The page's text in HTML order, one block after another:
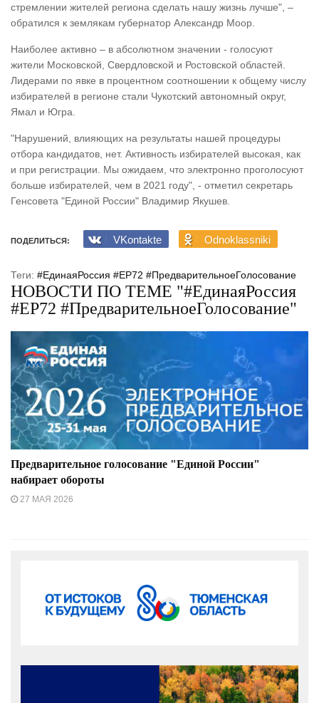
стремлении жителей региона сделать нашу жизнь лучше", –
обратился к землякам губернатор Александр Моор.
Наиболее активно – в абсолютном значении - голосуют
жители Московской, Свердловской и Ростовской областей.
Лидерами по явке в процентном соотношении к общему числу
избирателей в регионе стали Чукотский автономный округ,
Ямал и Югра.
"Нарушений, влияющих на результаты нашей процедуры
отбора кандидатов, нет. Активность избирателей высокая, как
и при регистрации. Мы ожидаем, что электронно проголосуют
больше избирателей, чем в 2021 году", - отметил секретарь
Генсовета "Единой России" Владимир Якушев.
ПОДЕЛИТЬСЯ: VKontakte Odnoklassniki
Теги: #ЕдинаяРоссия #ЕР72 #ПредварительноеГолосование
НОВОСТИ ПО ТЕМЕ "#ЕдинаяРоссия
#ЕР72 #ПредварительноеГолосование"
Предварительное голосование "Единой России"
набирает обороты
27 МАЯ 2026